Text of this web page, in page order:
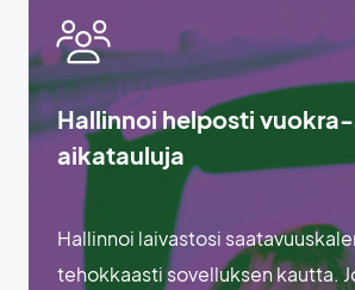
Hallinnoi helposti
aikatauluja
Hallinnoi laivastosi
tehokkaasti sovelluksen kautta.